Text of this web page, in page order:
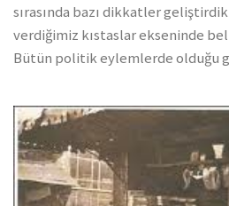
sırasında bazı dikkatler
verdiğimiz kıstaslar ekseninde
Bütün politik eylemlerde olduğu